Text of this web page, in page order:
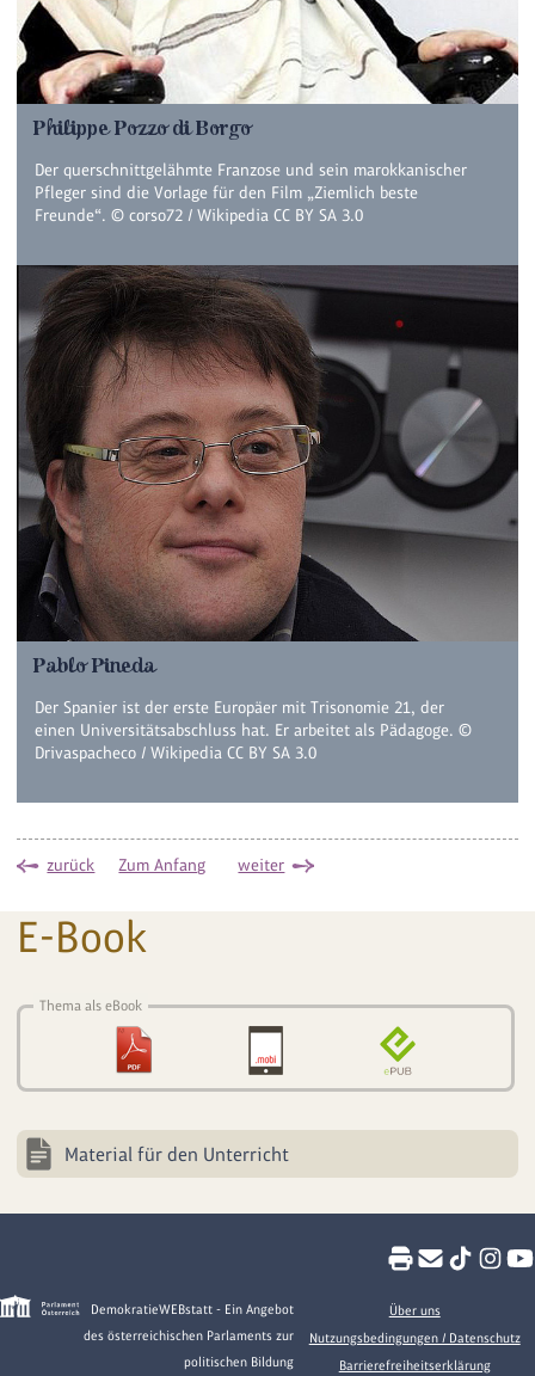
Philippe Pozzo di Borgo
Der querschnittgelähmte Franzose und sein marokkanischer
Pfleger sind die Vorlage für den Film „Ziemlich beste
Freunde“. © corso72 / Wikipedia CC BY SA 3.0
Pablo Pineda
Der Spanier ist der erste Europäer mit Trisonomie 21, der
einen Universitätsabschluss hat. Er arbeitet als Pädagoge. ©
Drivaspacheco / Wikipedia CC BY SA 3.0
zurück Zum Anfang weiter
E-Book
Thema als eBook
Material für den Unterricht
DemokratieWEBstatt - Ein Angebot
des österreichischen Parlaments zur
politischen Bildung
Über uns
Nutzungsbedingungen / Datenschutz
Barrierefreiheitserklärung